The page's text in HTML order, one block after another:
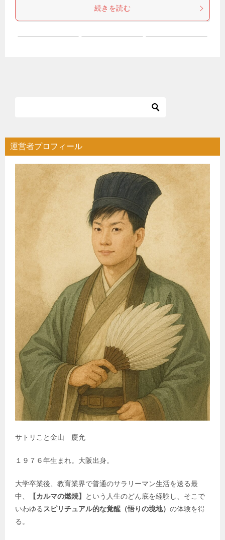
続きを読む
運営者プロフィール
サトリこと金山 慶允
１９７６年生まれ。大阪出身。
大学卒業後、教育業界で普通のサラリーマン生活を送る最
中、
【カルマの燃焼】
という人生のどん底を経験し、そこで
いわゆるスピリチュアル的な覚醒（悟りの境地） の体験を得
る。